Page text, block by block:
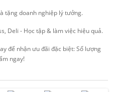
tặng doanh nghiệp lý tưởng.
Deli - Học tập & làm việc hiệu quả.
để nhận ưu đãi đặc biệt: Số lượng
ngay!